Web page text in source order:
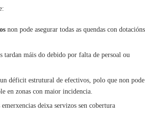
non pode asegurar todas as quendas con dotacións
tardan máis do debido por falta de persoal ou
déficit estrutural de efectivos, polo que non pode
en zonas con maior incidencia.
deixa servizos sen cobertura